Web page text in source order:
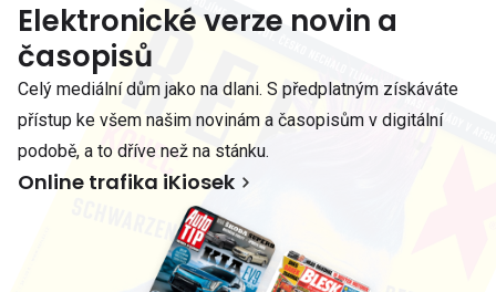
Elektronické verze novin a
časopisů
Celý mediální dům jako na dlani. S předplatným získáváte
přístup ke všem našim novinám a časopisům v digitální
podobě, a to dříve než na stánku.
Online trafika iKiosek